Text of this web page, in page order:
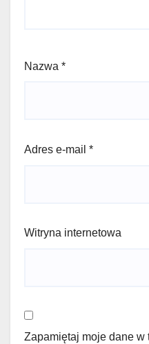
Nazwa *
Adres e-mail *
Witryna internetowa
Zapamiętaj moje dane